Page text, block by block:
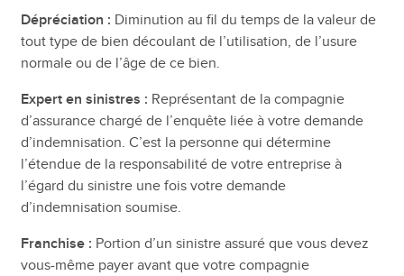
Dépréciation : Diminution au fil du temps de la valeur de
tout type de bien découlant de l’utilisation, de l’usure
normale ou de l’âge de ce bien.
Expert en sinistres : Représentant de la compagnie
d’assurance chargé de l’enquête liée à votre demande
d’indemnisation. C’est la personne qui détermine
l’étendue de la responsabilité de votre entreprise à
l’égard du sinistre une fois votre demande
d’indemnisation soumise.
Franchise : Portion d’un sinistre assuré que vous devez
vous-même payer avant que votre compagnie